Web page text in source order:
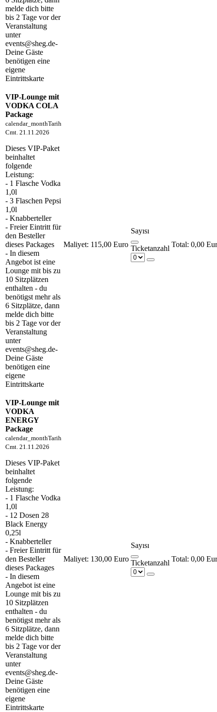
melde dich bitte
bis 2 Tage vor der
Veranstaltung
unter
events@sheg.de-
Deine Gäste
benötigen eine
eigene
Eintrittskarte
VIP-Lounge mit
VODKA COLA
Package
calendar_monthTarih
Cmt. 21.11.2026
Dieses VIP-Paket
beinhaltet
folgende
Leistung:
- 1 Flasche Vodka
1,0l
- 3 Flaschen Pepsi
1,0l
- Knabberteller
- Freier Eintritt für
den Besteller
dieses Packages
- In diesem
Angebot ist eine
Lounge mit bis zu
10 Sitzplätzen
enthalten - du
benötigst mehr als
6 Sitzplätze, dann
melde dich bitte
bis 2 Tage vor der
Veranstaltung
unter
events@sheg.de-
Deine Gäste
benötigen eine
eigene
Eintrittskarte
Maliyet: 115,00 Euro
Sayısı
Ticketanzahl 0,00
VIP-Lounge mit
VODKA
ENERGY
Package
calendar_monthTarih
Cmt. 21.11.2026
Dieses VIP-Paket
beinhaltet
folgende
Leistung:
- 1 Flasche Vodka
1,0l
- 12 Dosen 28
Black Energy
0,25l
- Knabberteller
- Freier Eintritt für
den Besteller
dieses Packages
- In diesem
Angebot ist eine
Lounge mit bis zu
10 Sitzplätzen
enthalten - du
benötigst mehr als
6 Sitzplätze, dann
melde dich bitte
bis 2 Tage vor der
Veranstaltung
unter
events@sheg.de-
Deine Gäste
benötigen eine
eigene
Eintrittskarte
Maliyet: 130,00 Euro
Sayısı
Ticketanzahl 0,00